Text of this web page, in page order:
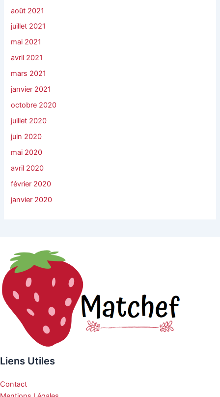
août 2021
juillet 2021
mai 2021
avril 2021
mars 2021
janvier 2021
octobre 2020
juillet 2020
juin 2020
mai 2020
avril 2020
février 2020
janvier 2020
Liens Utiles
Contact